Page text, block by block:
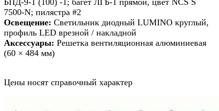
7500-N; пилястра #2
Освещение: Светильник диодный LUMINO круглый,
профиль LED врезной / накладной
Аксессуары: Решетка вентиляционная алюминиевая
(60 × 484 мм)
Цены носят справочный характер